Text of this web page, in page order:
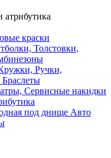
краски
Толстовки,
Ручки,
Сервисные накидки
под днище Авто